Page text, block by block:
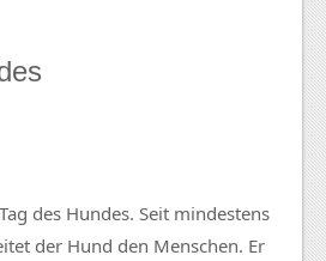
des Hundes. Seit mindestens
der Hund den Menschen. Er